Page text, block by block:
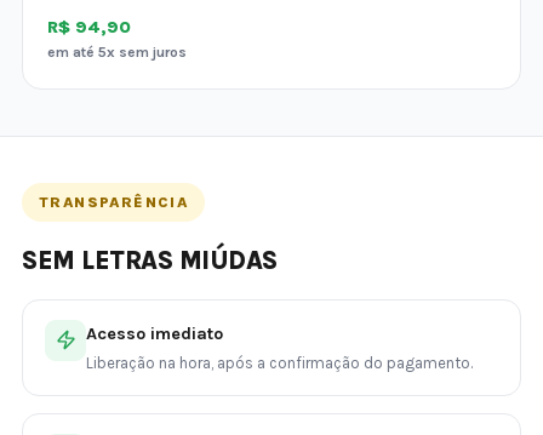
R$ 94,90
em até 5x sem juros
TRANSPARÊNCIA
SEM LETRAS MIÚDAS
Acesso imediato
Liberação na hora, após a confirmação do pagamento.